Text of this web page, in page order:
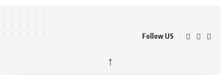
Follow US
↑